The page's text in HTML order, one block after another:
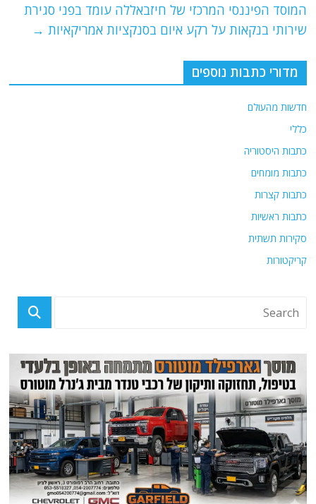
k
המוסד הפיננסי המרכזי של חיזבאללה עומד בפני סגירת
שירותי בנקאות על רקע איום בסנקציות אמריקאיות →
מדורי כתבות נוספים
חדשות מהעולם
כללי
כתבות היסטוריה
כתבות מומחים
כתבות קצרות
כתבות ראשיות
סקירות תשתית
קריקטורות